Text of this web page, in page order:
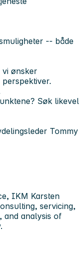
-- både
vi ønsker
Søk likevel
Tommy
IKM Karsten
servicing,
and analysis of